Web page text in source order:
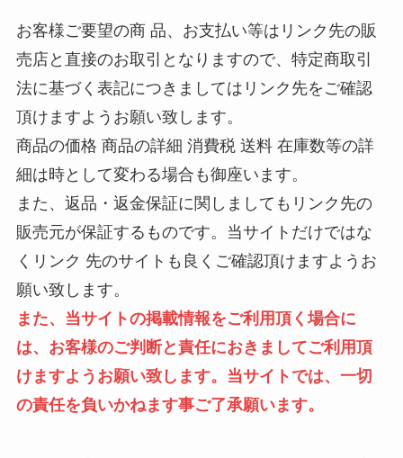
お客様ご要望の商 品、お支払い等はリンク先の販
売店と直接のお取引となりますので、特定商取引
法に基づく表記につきましてはリンク先をご確認
頂けますようお願い致します。
商品の価格 商品の詳細 消費税 送料 在庫数等の詳
細は時として変わる場合も御座います。
また、返品・返金保証に関しましてもリンク先の
販売元が保証するものです。当サイトだけではな
くリンク 先のサイトも良くご確認頂けますようお
願い致します。
また、当サイトの掲載情報をご利用頂く場合に
は、お客様のご判断と責任におきましてご利用頂
けますようお願い致します。当サイトでは、一切
の責任を負いかねます事ご了承願います。